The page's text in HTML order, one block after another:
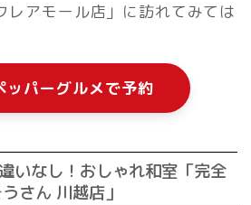
レアモール店」に訪れてみては
ッパーグルメで予約
いなし！おしゃれ和室「完全
さん 川越店」